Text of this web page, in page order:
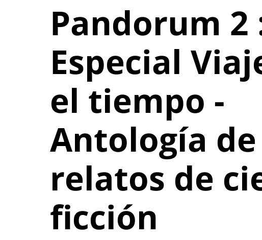
Pandorum 2
Especial
el tiempo -
Antología de
relatos de
ficción